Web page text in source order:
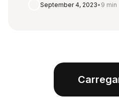
September 4, 2023• 9 min